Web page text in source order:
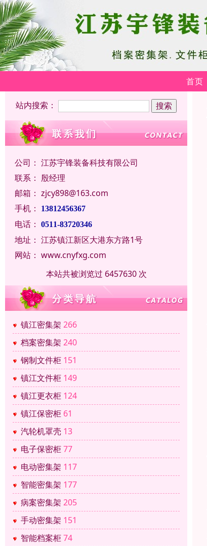
首页
站内搜索：
公司： 江苏宇锋装备科技有限公司
联系： 殷经理
邮箱： zjcy898@163.com
手机：
13812456367
电话： 0511-83720346
地址： 江苏镇江新区大港东方路1号
网站： www.cnyfxg.com
本站共被浏览过 6457630 次
镇江密集架 266
档案密集架 240
钢制文件柜 151
镇江文件柜 149
镇江更衣柜 124
镇江保密柜 61
汽轮机罩壳 13
电子保密柜77
电动密集架 117
智能密集架 177
病案密集架 205
手动密集架 151
智能档案柜74